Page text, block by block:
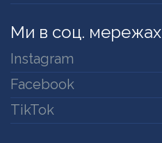
Ми в соц. мережах
Instagram
Facebook
TikTok